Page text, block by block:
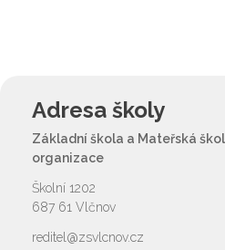
Adresa školy
Základní škola a Mateřská
organizace
Školní 1202
687 61 Vlčnov
reditel@zsvlcnov.cz